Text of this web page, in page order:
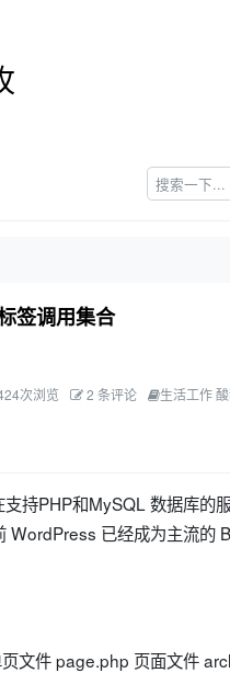
签调用集合
次浏览 2 条评论 生活工作
持PHP和MySQL 数据库的
WordPress 已经成为主流的
文件 page.php 页面文件